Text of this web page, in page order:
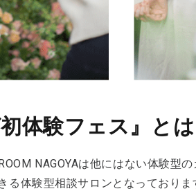
体験フェス』とは
NAGOYAは他にはない体験型
る体験型相談サロンとなっており